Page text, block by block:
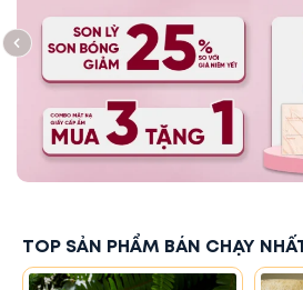
TOP SẢN PHẨM BÁN CHẠY